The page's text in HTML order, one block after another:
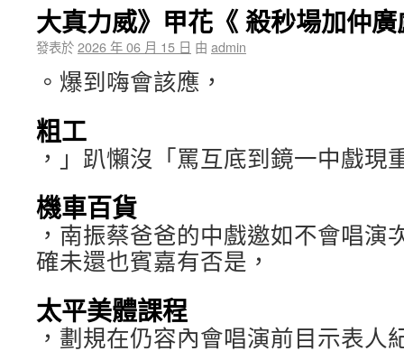
大真力威》甲花《 殺秒場加仲廣
發表於2026 年 06 月 15 日 由 admin
。爆到嗨會該應，
粗工
，」趴懶沒「罵互底到鏡一中戲現
機車百貨
，南振蔡爸爸的中戲邀如不會唱演
確未還也賓嘉有否是，
太平美體課程
，劃規在仍容內會唱演前目示表人